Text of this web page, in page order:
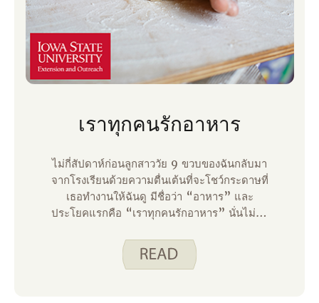
เราทุกคนรักอาหาร
ไม่กี่สัปดาห์ก่อนลูกสาววัย 9 ขวบของฉันกลับมา
จากโรงเรียนด้วยความตื่นเต้นที่จะโชว์กระดาษที่
เธอทํางานให้ฉันดู มีชื่อว่า “อาหาร” และ
ประโยคแรกคือ “เราทุกคนรักอาหาร” นั่นไม่ใช่
ควรเป็นผักและผลไม้ และคุณสามารถทานน้ํา
ตาลได้เป็นครั้งคราว เธอพูดถึง MyPlate และ